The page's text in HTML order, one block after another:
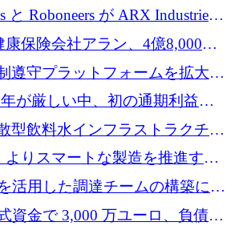
ップ支援で初のファンド獲得に
と Roboneers が ARX Industries
人地上車両の生産を拡大
康保険会社アラン、4億8,000万
達ラウンドで合意
遵守プラットフォームを拡大す
ドルを調達
が厳しい中、初の通期利益を
型飲料水インフラストラクチャ
ムを拡張するために 242 万ユ
よりスマートな製造を推進する
ズ A で 1,630 万ユーロを確保
活用した調達チームの構築に
を確保
資金で 3,000 万ユーロ、負債で